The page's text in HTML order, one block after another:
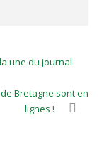
une du journal
Bretagne sont en
lignes !